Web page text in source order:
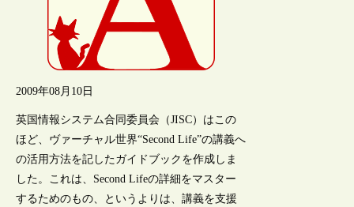
2009年08月10日
英国情報システム合同委員会（JISC）はこの
ほど、ヴァーチャル世界“Second Life”の講義へ
の活用方法を記したガイドブックを作成しま
した。これは、Second Lifeの詳細をマスター
するためのもの、というよりは、講義を支援